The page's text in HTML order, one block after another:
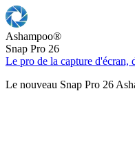
Ashampoo®
Snap Pro 26
Le pro de la capture d'écran,
Le nouveau Snap Pro 26